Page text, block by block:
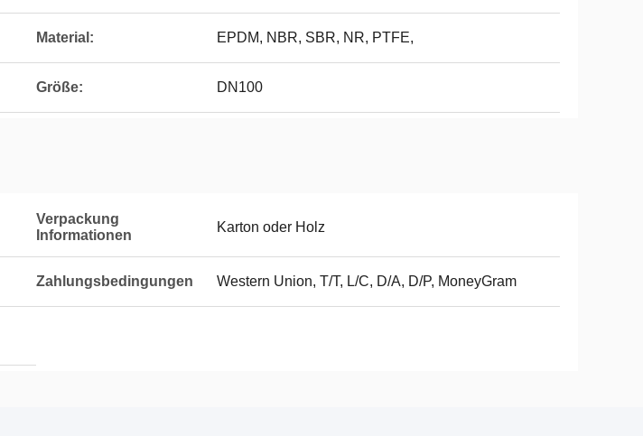
Material: EPDM, NBR, SBR, NR, PTFE,
Größe: DN100
Verpackung
Informationen
Karton oder Holz
Zahlungsbedingungen Western Union, T/T, L/C, D/A, D/P, MoneyGram